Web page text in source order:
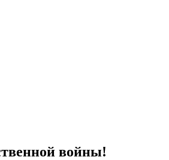
войны!